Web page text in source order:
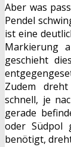
Aber was
Pendel
ist eine
Markierung
geschieht
Zudem
schnell, je
gerade
oder Südpol
benötigt,